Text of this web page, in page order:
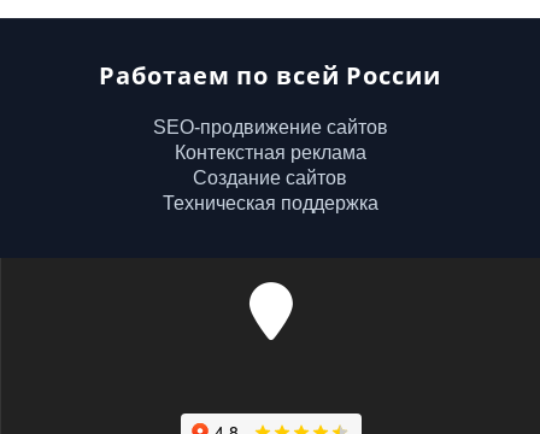
Работаем по всей России
SEO-продвижение сайтов
Контекстная реклама
Создание сайтов
Техническая поддержка